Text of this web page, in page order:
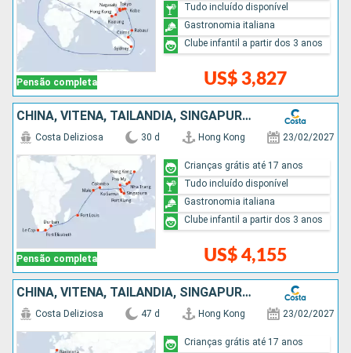
Pensão completa US$ 3,827
Tudo incluído disponível
Gastronomia italiana
Clube infantil a partir dos 3 anos
CHINA, VITENÃ, TAILÃNDIA, SINGAPURA, MALÁSIA, SRI LANKA, MAURICE, AFRICA DO SUL
Pensão completa
Costa Deliziosa 30 d Hong Kong 23/02/2027
US$ 4,155
Crianças grátis até 17 anos
Tudo incluído disponível
Gastronomia italiana
Clube infantil a partir dos 3 anos
CHINA, VITENÃ, TAILÃNDIA, SINGAPURA, MALÁSIA, SRI LANKA, MAURICE, AFRICA DO SUL, NAMIBIA, CABO VERDE, ESPANHA
Costa Deliziosa 47 d Hong Kong 23/02/2027
Crianças grátis até 17 anos